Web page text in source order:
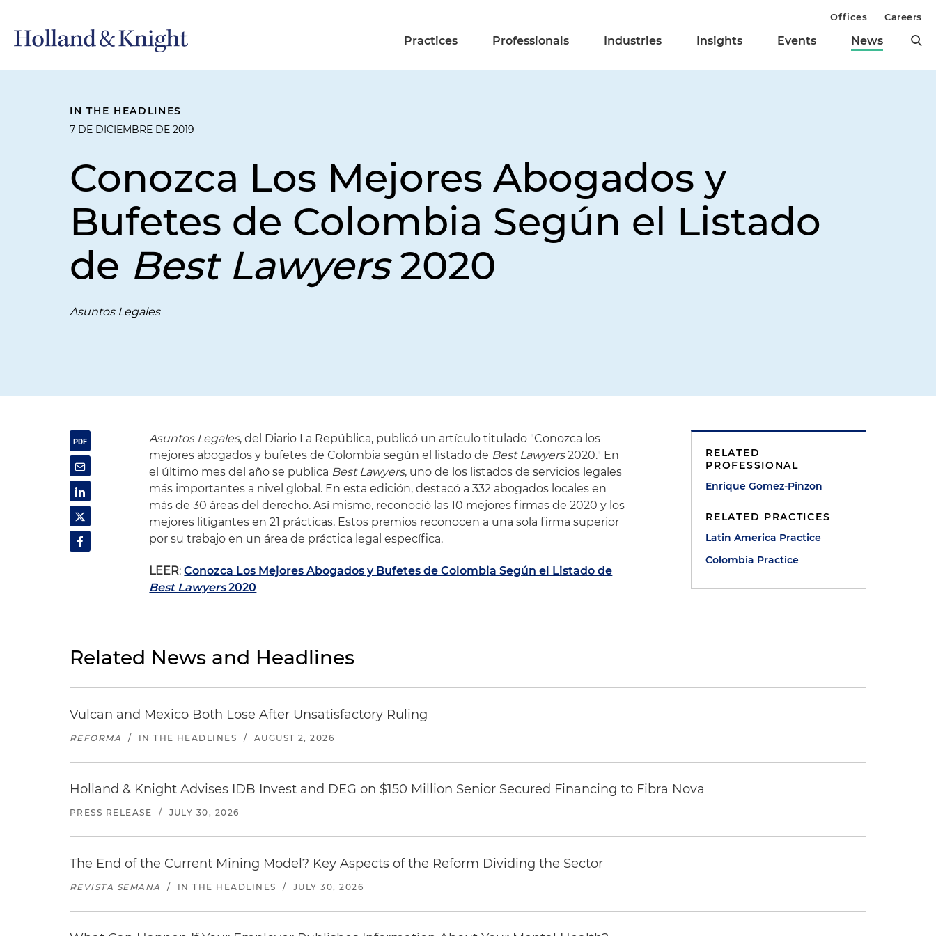
Practices Professionals Industries Insights Events News
Offices Careers
IN THE HEADLINES
7 DE DICIEMBRE DE 2019
Conozca Los Mejores Abogados y
Bufetes de Colombia Según el Listado
de Best Lawyers2020
Asuntos Legales
Asuntos Legales, del Diario La República, publicó un artículo titulado "Conozca los
mejores abogados y bufetes de Colombia según el listado de Best Lawyers2020." En
el último mes del año se publica Best Lawyers, uno de los listados de servicios legales
más importantes a nivel global. En esta edición, destacó a 332 abogados locales en
más de 30 áreas del derecho. Así mismo, reconoció las 10 mejores firmas de 2020 y los
mejores litigantes en 21 prácticas. Estos premios reconocen a una sola firma superior
por su trabajo en un área de práctica legal específica.
LEER:Conozca Los Mejores Abogados y Bufetes de Colombia Según el Listado de
Best Lawyers2020
RELATED
PROFESSIONAL
Enrique Gomez-Pinzon
RELATED PRACTICES
Latin America Practice
Colombia Practice
Related News and Headlines
Vulcan and Mexico Both Lose After Unsatisfactory Ruling
REFORMA / IN THE HEADLINES / AUGUST 2, 2026
Holland & Knight Advises IDB Invest and DEG on $150 Million Senior Secured Financing to Fibra Nova
PRESS RELEASE / JULY 30, 2026
The End of the Current Mining Model? Key Aspects of the Reform Dividing the Sector
REVISTA SEMANA / IN THE HEADLINES / JULY 30, 2026